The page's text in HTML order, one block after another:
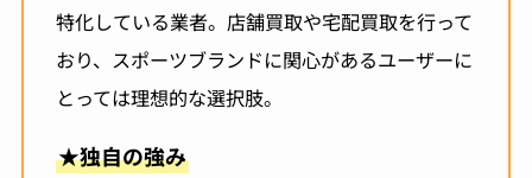
特化している業者。店舗買取や宅配買取を行って
おり、スポーツブランドに関心があるユーザーに
とっては理想的な選択肢。
★独自の強み